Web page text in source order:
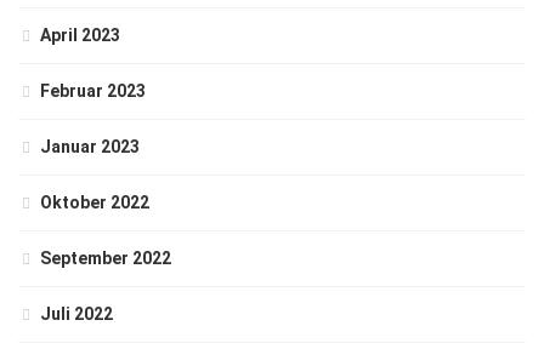
April 2023
Februar 2023
Januar 2023
Oktober 2022
September 2022
Juli 2022